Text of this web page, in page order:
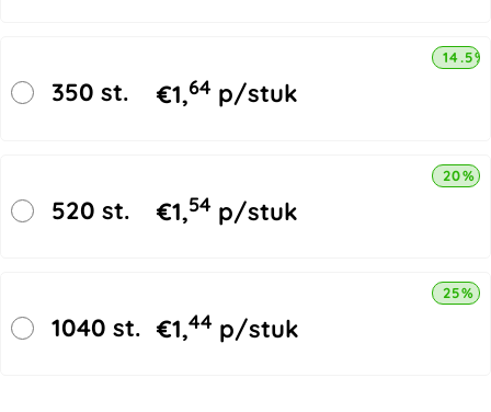
350 st. €1,64 p/stuk
520 st. €1,54 p/stuk
20%
1040 st. €1,44 p/stuk
25%